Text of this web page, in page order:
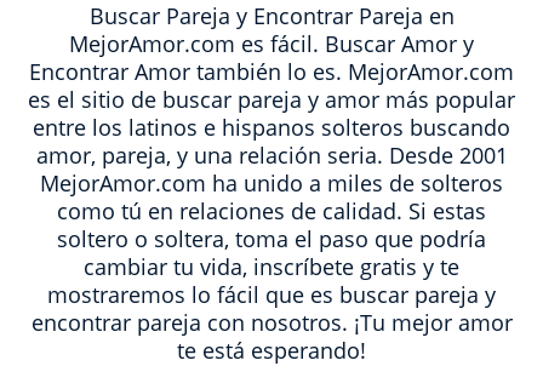
Buscar Pareja y Encontrar Pareja en
MejorAmor.com es fácil. Buscar Amor y
Encontrar Amor también lo es. MejorAmor.com
es el sitio de buscar pareja y amor más popular
entre los latinos e hispanos solteros buscando
amor, pareja, y una relación seria. Desde 2001
MejorAmor.com ha unido a miles de solteros
como tú en relaciones de calidad. Si estas
soltero o soltera, toma el paso que podría
cambiar tu vida, inscríbete gratis y te
mostraremos lo fácil que es buscar pareja y
encontrar pareja con nosotros. ¡Tu mejor amor
te está esperando!